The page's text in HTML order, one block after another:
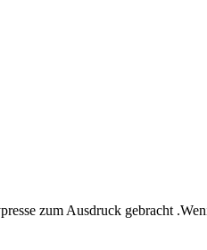
zum Ausdruck gebracht